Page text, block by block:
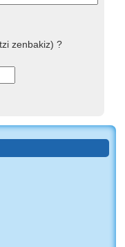
zenbakiz) ?